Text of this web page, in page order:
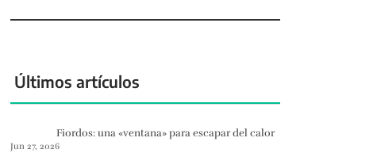
Últimos artículos
Fiordos: una «ventana» para escapar del calor
Jun 27, 2026